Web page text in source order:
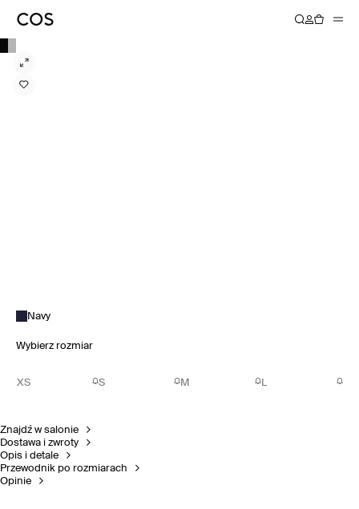
Navy
Wybierz rozmiar
XS S M L
Znajdź w salonie
Dostawa i zwroty
Opis i detale
Przewodnik po rozmiarach
Opinie